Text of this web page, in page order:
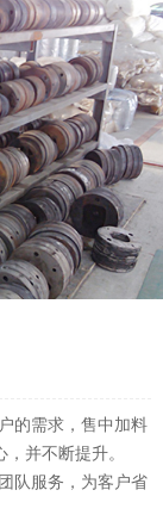
的需求，售中加料
并不断提升。
队服务，为客户省